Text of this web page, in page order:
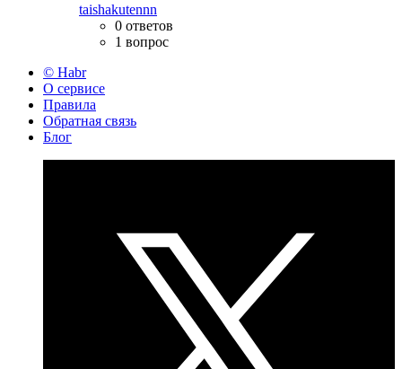
taishakutennn
0 ответов
1 вопрос
© Habr
О сервисе
Правила
Обратная связь
Блог